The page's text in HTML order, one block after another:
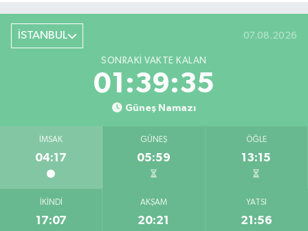
İSTANBUL 07.08.2026
SONRAKI VAKTE KALAN
01:39:35
Güneş Namazı
İMSAK
04:17
GÜNEŞ
05:59
ÖĞLE
13:15
İKINDI
17:07
AKŞAM
20:21
YATSI
21:56